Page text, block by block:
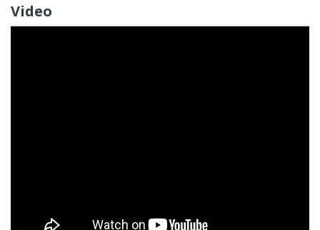
Video